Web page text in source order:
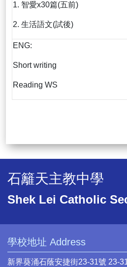
1. 智愛x30篇(五前)
2. 生活語文(試後)
ENG:
Short writing
Reading WS
石籬天主教中學
Shek Lei Catholic
學校地址 Address
新界葵涌石蔭安捷街23-31號 23-